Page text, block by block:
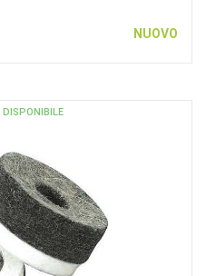
NUOVO
DISPONIBILE